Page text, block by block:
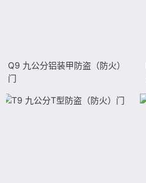
Q9 九公分铝装甲防盗（防火）
门